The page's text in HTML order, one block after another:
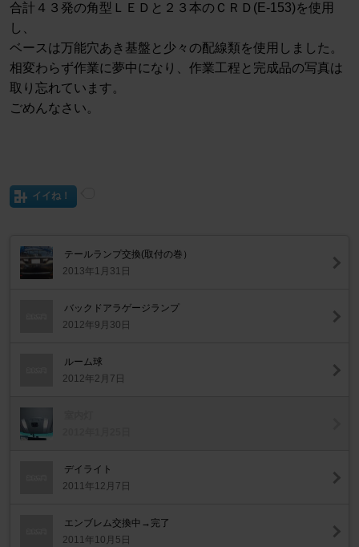
合計４３発の角型ＬＥＤと２３本のＣＲＤ(E-153)を使用
し、
ベースは万能穴あき基盤と少々の配線類を使用しました。
相変わらず作業に夢中になり、作業工程と完成品の写真は
取り忘れています。
ごめんなさい。
イイね！
テールランプ交換(取付の巻）
2013年1月31日
バックドアラゲージランプ
2012年9月30日
ルーム球
2012年2月7日
デイライト
2011年12月7日
エンブレム交換中→完了
2011年10月5日